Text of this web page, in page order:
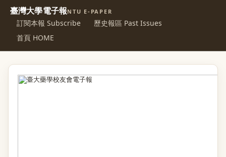
臺灣大學電子報NTU E-PAPER
訂閱本報 Subscribe
歷史報區 Past Issues
首頁 HOME